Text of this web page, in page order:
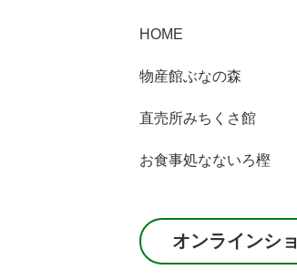
HOME
物産館ぶなの森
直売所みちくさ館
お食事処なないろ樫
オンラインシ